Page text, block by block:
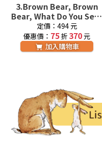
3.Brown Bear, Brown
Bear, What Do You See?
(1平裝+1CD) 廖彩杏老師
推薦有聲書第1週
定價：494 元
優惠價： 75 折370元
加入購物車
Listen and Join In